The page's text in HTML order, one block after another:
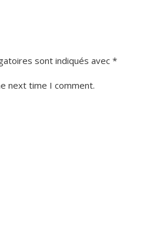
sont indiqués avec*
next time I comment.